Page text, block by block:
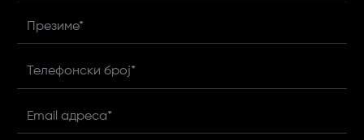
Презиме*
Телефонски број*
Еmail адреса*